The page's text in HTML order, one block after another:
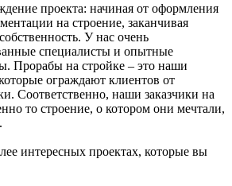
проекта: начиная от оформления
на строение, заканчивая
У нас очень
специалисты и опытные
Прорабы на стройке – это наши
ограждают клиентов от
Соответственно, наши заказчики на
то строение, о котором они мечтали,
интересных проектах, которые вы